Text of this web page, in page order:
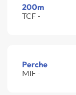
200m
TCF -
Perche
MIF -